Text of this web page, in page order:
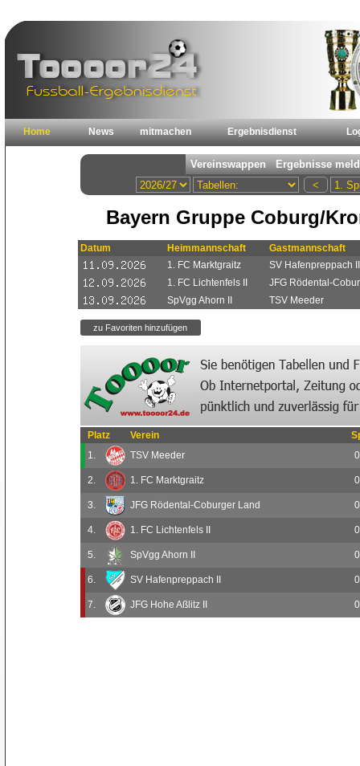
Home News mitmachen Ergebnisdienst
Bayern Gruppe Coburg/
Datum Heimmannschaft
Gastmannschaft
1. FC Marktgraitz
SV Hafenpreppach II
1. FC Lichtenfels II
JFG Rödental-
SpVgg Ahorn II
TSV Meeder
Platz Verein
1.
TSV Meeder 0
2. 1. FC Marktgraitz 0
3. JFG Rödental-Coburger Land 0
4. 1. FC Lichtenfels II 0
5. SpVgg Ahorn II 0
6. SV Hafenpreppach II 0
7. JFG Hohe Aßlitz II 0